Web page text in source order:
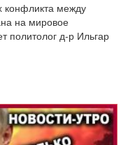
конфликта между
на мировое
политолог д-р Ильгар